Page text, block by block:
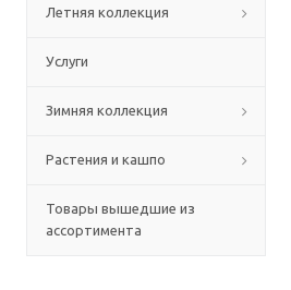
Летняя коллекция
Услуги
Зимняя коллекция
Растения и кашпо
Товары вышедшие из
ассортимента